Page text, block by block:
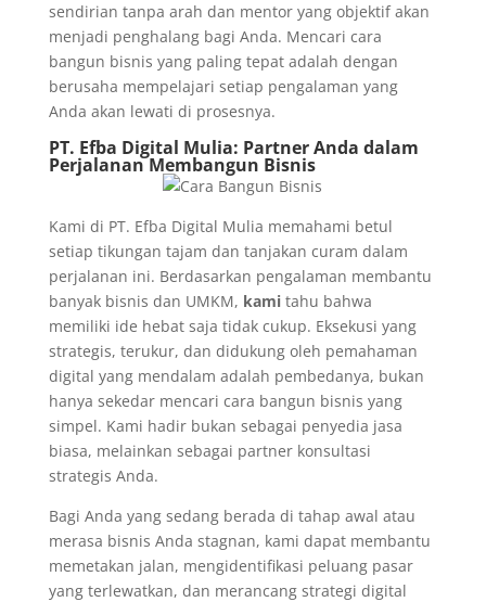
sendirian tanpa arah dan mentor yang objektif akan
menjadi penghalang bagi Anda. Mencari cara
bangun bisnis yang paling tepat adalah dengan
berusaha mempelajari setiap pengalaman yang
Anda akan lewati di prosesnya.
PT. Efba Digital Mulia: Partner Anda dalam
Perjalanan Membangun Bisnis
Kami di PT. Efba Digital Mulia memahami betul
setiap tikungan tajam dan tanjakan curam dalam
perjalanan ini. Berdasarkan pengalaman membantu
banyak bisnis dan UMKM, kamitahu bahwa
memiliki ide hebat saja tidak cukup. Eksekusi yang
strategis, terukur, dan didukung oleh pemahaman
digital yang mendalam adalah pembedanya, bukan
hanya sekedar mencari cara bangun bisnis yang
simpel. Kami hadir bukan sebagai penyedia jasa
biasa, melainkan sebagai partner konsultasi
strategis Anda.
Bagi Anda yang sedang berada di tahap awal atau
merasa bisnis Anda stagnan, kami dapat membantu
memetakan jalan, mengidentifikasi peluang pasar
yang terlewatkan, dan merancang strategi digital